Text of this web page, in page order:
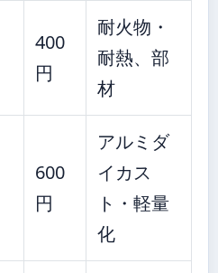
400
円
耐火物・
耐熱、部
材
600
円
アルミダ
イカス
ト・軽量
化